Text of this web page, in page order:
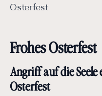
Osterfest
Frohes Osterfest
Angriff auf die Seele
Osterfest